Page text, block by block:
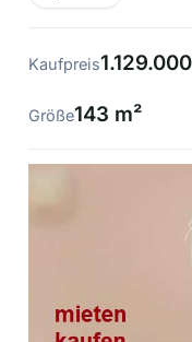
Kaufpreis
Größe143 m²